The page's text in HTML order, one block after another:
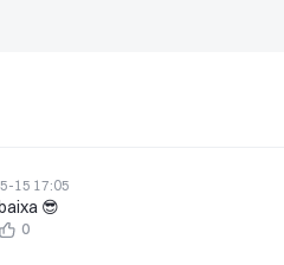
15 17:05
😎
0